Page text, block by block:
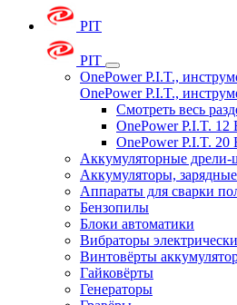
PIT
PIT
OnePower P.I.T.,
OnePower P.I.T.,
Смотреть весь
OnePower P.I.T.
OnePower P.I.T.
Аккумуляторные
Аккумуляторы, зарядные
Аппараты для сварки
Бензопилы
Блоки автоматики
Вибраторы
Винтовёрты
Гайковёрты
Генераторы